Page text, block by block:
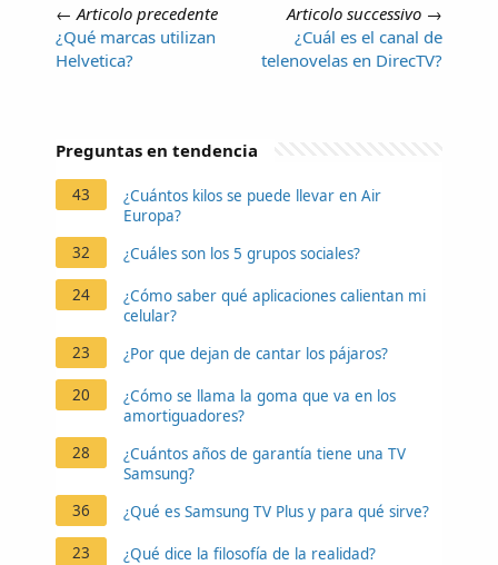
← Articolo precedente
¿Qué marcas utilizan
Helvetica?
Articolo successivo →
¿Cuál es el canal de
telenovelas en DirecTV?
Preguntas en tendencia
43
¿Cuántos kilos se puede llevar en Air
Europa?
32
¿Cuáles son los 5 grupos sociales?
24
¿Cómo saber qué aplicaciones calientan mi
celular?
23
¿Por que dejan de cantar los pájaros?
20
¿Cómo se llama la goma que va en los
amortiguadores?
28
¿Cuántos años de garantía tiene una TV
Samsung?
36
¿Qué es Samsung TV Plus y para qué sirve?
23 ¿Qué dice la filosofía de la realidad?